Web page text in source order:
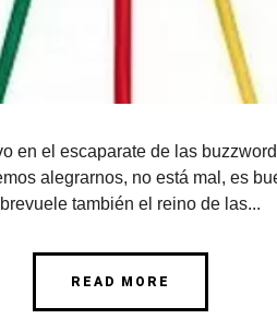
en el escaparate de las
alegrarnos, no está mal, es
también el reino de las...
READ MORE